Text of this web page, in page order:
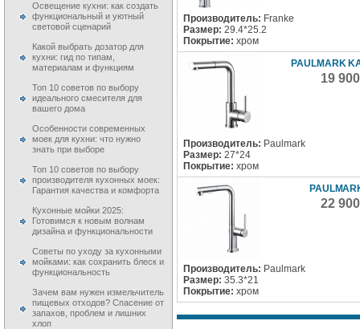
Производитель: Franke
Размер: 29.4*25.2
Покрытие: хром
PAULMARK
19
Производитель: Paulmark
Размер: 27*24
Покрытие: хром
22
Производитель: Paulmark
Размер: 35.3*21
Покрытие: хром
Освещение кухни: как создать
функциональный и уютный
световой сценарий
Какой выбрать дозатор для
кухни: гид по типам,
материалам и функциям
Топ 10 советов по выбору
идеального смесителя для
вашего дома
Особенности современных
моек для кухни: что нужно
знать при выборе
Топ 10 советов по выбору
производителя кухонных моек:
Гарантия качества и комфорта
Кухонные мойки 2025:
Готовимся к новым волнам
дизайна и функциональности
Советы по уходу за кухонными
мойками: как сохранить блеск и
функциональность
Зачем вам нужен измельчитель
пищевых отходов? Спасение от
запахов, проблем и лишних
хлоп